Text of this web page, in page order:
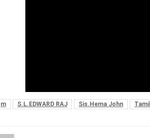
m S.L.EDWARD RAJ Sis.Hema John